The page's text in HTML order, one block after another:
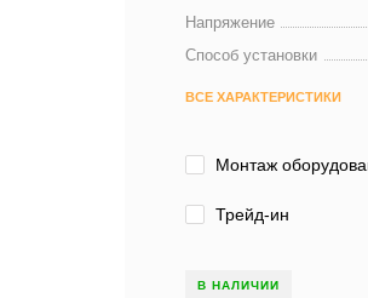
Напряжение
Способ установки
ВСЕ ХАРАКТЕРИСТИКИ
Монтаж
Трейд-ин
В НАЛИЧИИ